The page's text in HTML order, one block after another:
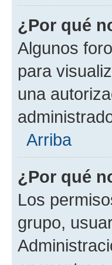
¿Por qué
Algunos
para
una
Arriba
¿Por qué
Los
grupo,